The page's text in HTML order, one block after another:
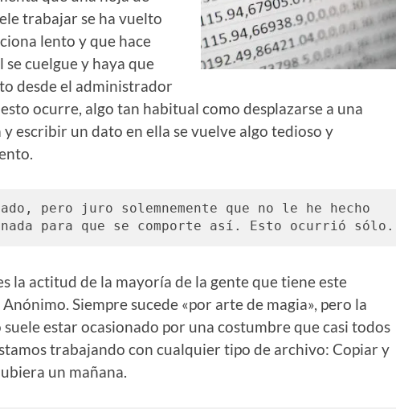
trabajar se ha vuelto
lento y que hace
se cuelgue y haya que
desde el administrador
ocurre, algo tan habitual como desplazarse a una
escribir un dato en ella se vuelve algo tedioso y
pero juro solemnemente que no le he hecho
nada para que se comporte así. Esto ocurrió sólo.
la actitud de la mayoría de la gente que tiene este
Siempre sucede «por arte de magia», pero la
suele estar ocasionado por una costumbre que casi todos
trabajando con cualquier tipo de archivo: Copiar y
un mañana.